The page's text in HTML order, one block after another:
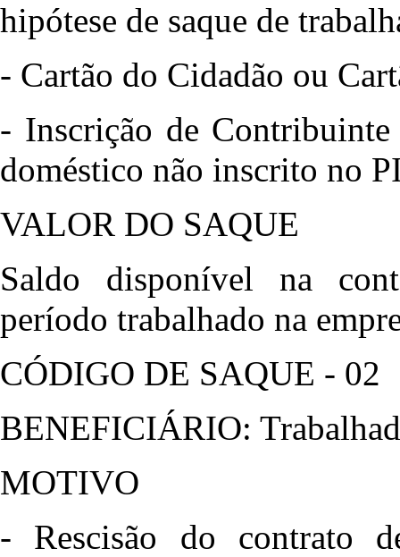
hipótese de saque de
- Cartão do Cidadão ou
- Inscrição de
doméstico não inscrito no
VALOR DO SAQUE
Saldo disponível na
período trabalhado na
CÓDIGO DE SAQUE - 02
BENEFICIÁRIO:
MOTIVO
- Rescisão do contrato